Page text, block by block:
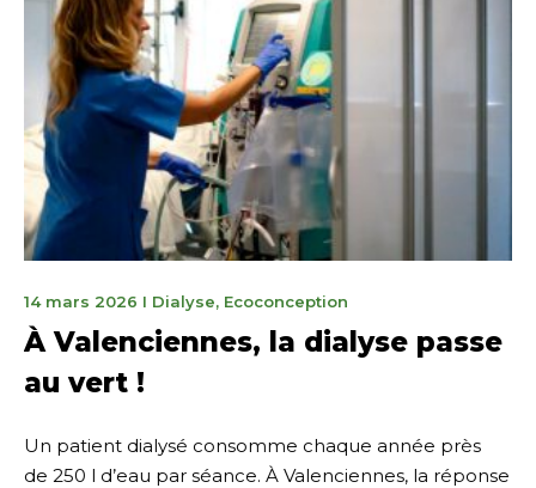
14 mars 2026 14
mars
2026
I Dialyse, Ecoconception
À Valenciennes, la dialyse passe
au vert !
Un patient dialysé consomme chaque année près
de 250 l d’eau par séance. À Valenciennes, la réponse